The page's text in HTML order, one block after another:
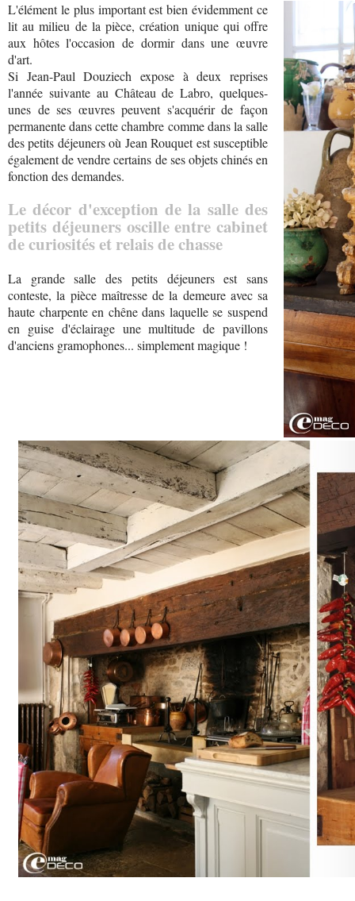
L'élément le plus important est bien évidemment ce
lit au milieu de la pièce, création unique qui offre
aux hôtes l'occasion de dormir dans une œuvre
d'art.
Si Jean-Paul Douziech expose à deux reprises
l'année suivante au Château de Labro, quelques-
unes de ses œuvres peuvent s'acquérir de façon
permanente dans cette chambre comme dans la salle
des petits déjeuners où Jean Rouquet est susceptible
également de vendre certains de ses objets chinés en
fonction des demandes.
Le décor d'exception de la salle des
petits déjeuners oscille entre cabinet
de curiosités et relais de chasse
La grande salle des petits déjeuners est sans
conteste, la pièce maîtresse de la demeure avec sa
haute charpente en chêne dans laquelle se suspend
en guise d'éclairage une multitude de pavillons
d'anciens gramophones... simplement magique !